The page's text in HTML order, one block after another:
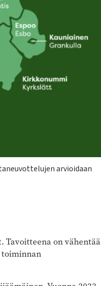
arvioidaan
on vähentää
toiminnan